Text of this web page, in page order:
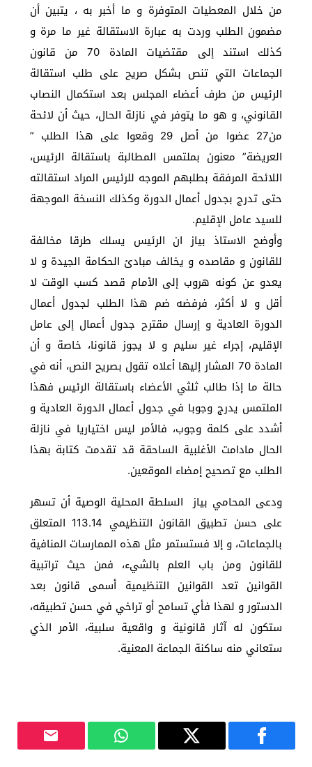
من خلال المعطيات المتوفرة و ما أخبر به ، يتبين أن
مضمون الطلب وردت به عبارة الاستقالة غير ما مرة و
كذلك استند إلى مقتضيات المادة 70 من قانون
الجماعات التي تنص بشكل صريح على طلب استقالة
الرئيس من طرف أعضاء المجلس بعد استكمال النصاب
القانوني، و هو ما يتوفر في نازلة الحال، حيث أن لائحة
من27 عضوا من أصل 29 وقعوا على هذا الطلب ”
العريضة” معنون بملتمس المطالبة باستقالة الرئيس،
اللائحة المرفقة بطلبهم الموجه للرئيس المراد استقالته
حتى تدرج بجدول أعمال الدورة وكذلك النسخة الموجهة
للسيد عامل الإقليم.
وأوضح الاستاذ بياز ان الرئيس يسلك طرقا مخالفة
للقانون و مقاصده و يخالف مبادئ الحكامة الجيدة و لا
يعدو عن كونه هروب إلى الأمام قصد كسب الوقت لا
أقل و لا أكثر، فرفضه ضم هذا الطلب لجدول أعمال
الدورة العادية و إرسال مقترح جدول أعمال إلى عامل
الإقليم، إجراء غير سليم و لا يجوز قانونا، خاصة و أن
المادة 70 المشار إليها أعلاه تقول بصريح النص، أنه في
حالة ما إذا طالب ثلثي الأعضاء باستقالة الرئيس فهذا
الملتمس يدرج وجوبا في جدول أعمال الدورة العادية و
أشدد على كلمة وجوب، فالأمر ليس اختياريا في نازلة
الحال مادامت الأغلبية الساحقة قد تقدمت كتابة بهذا
الطلب مع تصحيح إمضاء الموقعين.
ودعى المحامي بياز السلطة المحلية الوصية أن تسهر
على حسن تطبيق القانون التنظيمي 113.14 المتعلق
بالجماعات، و إلا فستستمر مثل هذه الممارسات المنافية
للقانون ومن باب العلم بالشيء، فمن حيث تراتبية
القوانين تعد القوانين التنظيمية أسمى قانون بعد
الدستور و لهذا فأي تسامح أو تراخي في حسن تطبيقه،
ستكون له آثار قانونية و واقعية سلبية، الأمر الذي
ستعاني منه ساكنة الجماعة المعنية.